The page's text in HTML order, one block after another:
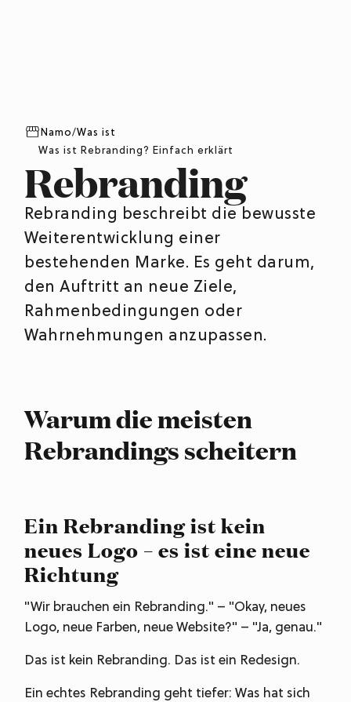
Namo/Was ist
Was ist Rebranding? Einfach erklärt
Rebranding
Rebranding beschreibt die bewusste
Weiterentwicklung einer
bestehenden Marke. Es geht darum,
den Auftritt an neue Ziele,
Rahmenbedingungen oder
Wahrnehmungen anzupassen.
Warum die meisten
Rebrandings scheitern
Ein Rebranding ist kein
neues Logo – es ist eine neue
Richtung
"Wir brauchen ein Rebranding." – "Okay, neues
Logo, neue Farben, neue Website?" – "Ja, genau."
Das ist kein Rebranding. Das ist ein Redesign.
Ein echtes Rebranding geht tiefer: Was hat sich